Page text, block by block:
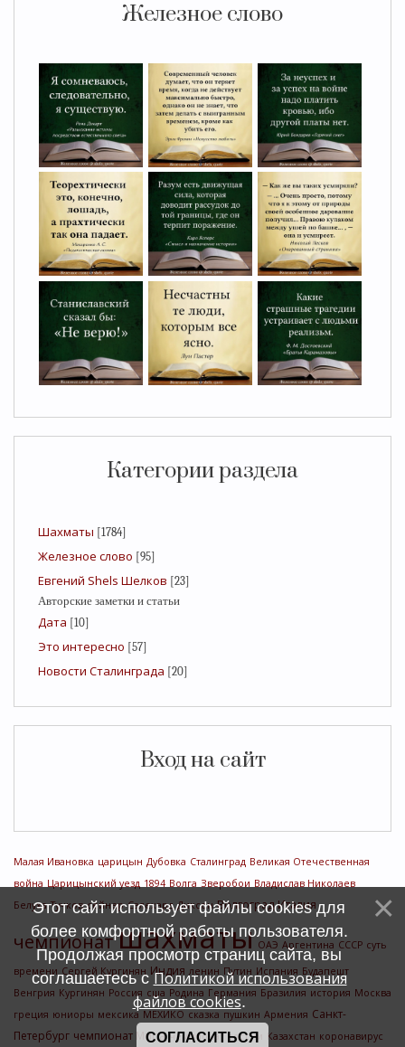
Железное слово
Категории раздела
Шахматы [1784]
Железное слово [95]
Евгений Shels Шелков [23]
Авторские заметки и статьи
Дата [10]
Это интересно [57]
Новости Сталинграда [20]
Вход на сайт
Малая Ивановка царицын Дубовка Сталинград Великая Отечественная
война Царицынский уезд 1894 Волга Зверобои Владислав Николаев
Белуха Тучков сейнер Салехард Диксон Волгоград Италия
чемпионатшахматы ОАЭ Аргентина СССР суть
времени Сергей Кургинян Индия ленин Путин Испания Будапешт
Венгрия Кургинян Россия сша Родина Германия Бразилия история Москва
греция юниоры мексика МЕХИКО сказка пушкин Армения Санкт-
Петербург чемпионат Мира чемпионат россии Казахстан коронавирус
Этот сайт использует файлы cookies для
более комфортной работы пользователя.
Продолжая просмотр страниц сайта, вы
соглашаетесь сПолитикой использования
файлов cookies.
СОГЛАСИТЬСЯ